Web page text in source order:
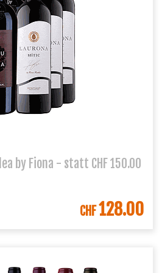
by Fiona - statt CHF 150.00
IN DEN WARENKORB
CHF128.00